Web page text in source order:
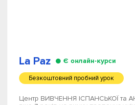
La Paz Є онлайн-курси
Безкоштовний пробний урок
Центр ВИВЧЕННЯ ІСПАНСЬКОЇ та